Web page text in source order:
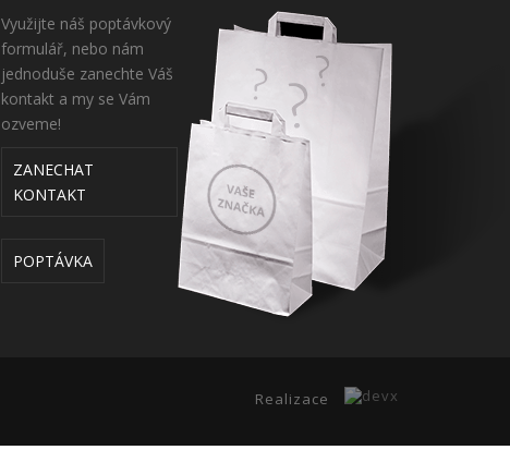
Využijte náš poptávkový
formulář, nebo nám
jednoduše zanechte Váš
kontakt a my se Vám
ozveme!
ZANECHAT
KONTAKT
POPTÁVKA
Realizace